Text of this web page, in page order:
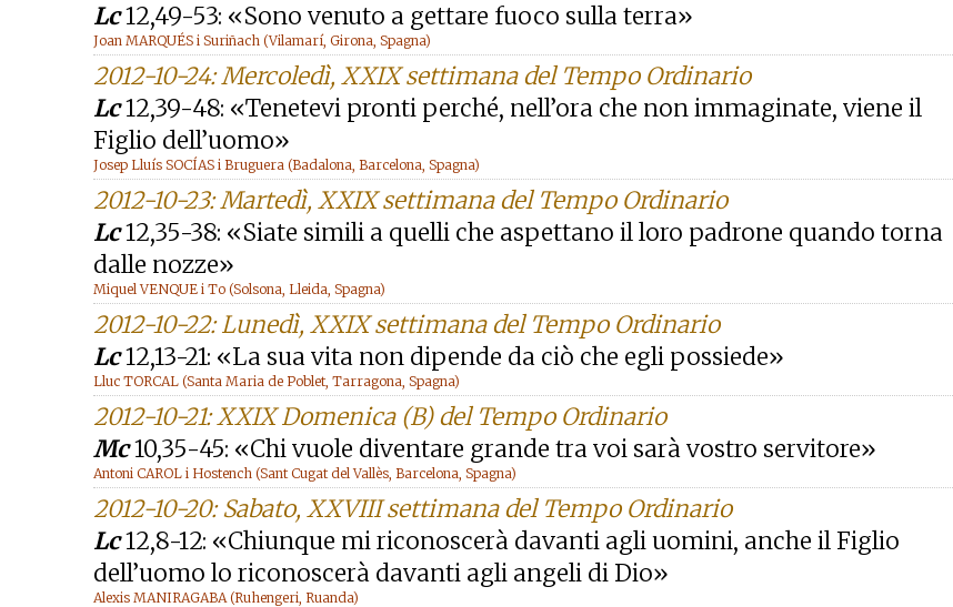
Lc12,49-53: «Sono venuto a gettare fuoco sulla terra»
Joan MARQUÉS i Suriñach (Vilamarí, Girona, Spagna)
2012-10-24: Mercoledì, XXIX settimana del Tempo Ordinario
Lc12,39-48: «Tenetevi pronti perché, nell’ora che non immaginate, viene il
Figlio dell’uomo»
Josep Lluís SOCÍAS i Bruguera (Badalona, Barcelona, Spagna)
2012-10-23: Martedì, XXIX settimana del Tempo Ordinario
Lc12,35-38: «Siate simili a quelli che aspettano il loro padrone quando torna
dalle nozze»
Miquel VENQUE i To (Solsona, Lleida, Spagna)
2012-10-22: Lunedì, XXIX settimana del Tempo Ordinario
Lc12,13-21: «La sua vita non dipende da ciò che egli possiede»
Lluc TORCAL (Santa Maria de Poblet, Tarragona, Spagna)
2012-10-21: XXIX Domenica (B) del Tempo Ordinario
Mc10,35-45: «Chi vuole diventare grande tra voi sarà vostro servitore»
Antoni CAROL i Hostench (Sant Cugat del Vallès, Barcelona, Spagna)
2012-10-20: Sabato, XXVIII settimana del Tempo Ordinario
Lc12,8-12: «Chiunque mi riconoscerà davanti agli uomini, anche il Figlio
dell’uomo lo riconoscerà davanti agli angeli di Dio»
Alexis MANIRAGABA (Ruhengeri, Ruanda)